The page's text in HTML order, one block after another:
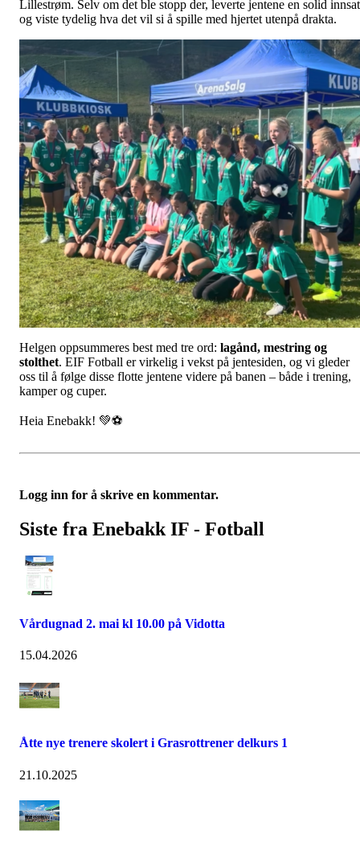
Lillestrøm. Selv om det ble stopp der, leverte jentene en solid
og viste tydelig hva det vil si å spille med hjertet utenpå drakta.
Helgen oppsummeres best med tre ord: lagånd, mestring og
stolthet. EIF Fotball er virkelig i vekst på jentesiden, og vi gleder
oss til å følge disse flotte jentene videre på banen – både i trening,
kamper og cuper.
Heia Enebakk! 💚⚽
Logg inn for å skrive en kommentar.
Siste fra Enebakk IF - Fotball
Vårdugnad 2. mai kl 10.00 på Vidotta
15.04.2026
Åtte nye trenere skolert i Grasrottrener delkurs 1
21.10.2025